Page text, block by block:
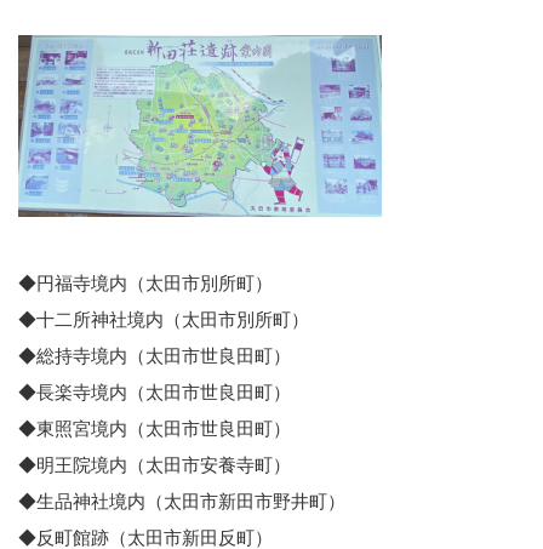
◆円福寺境内（太田市別所町）
◆十二所神社境内（太田市別所町）
◆総持寺境内（太田市世良田町）
◆長楽寺境内（太田市世良田町）
◆東照宮境内（太田市世良田町）
◆明王院境内（太田市安養寺町）
◆生品神社境内（太田市新田市野井町）
◆反町館跡（太田市新田反町）